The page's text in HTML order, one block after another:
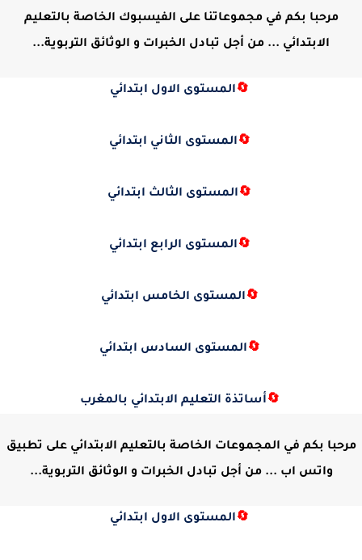
مرحبا بكم في مجموعاتنا على الفيسبوك الخاصة بالتعليم
الابتدائي ... من أجل تبادل الخبرات و الوثائق التربوية...
🔄المستوى الاول ابتدائي
🔄المستوى الثاني ابتدائي
🔄المستوى الثالث ابتدائي
🔄المستوى الرابع ابتدائي
🔄المستوى الخامس ابتدائي
🔄المستوى السادس ابتدائي
🔄أساتذة التعليم الابتدائي بالمغرب
مرحبا بكم في المجموعات الخاصة بالتعليم الابتدائي على تطبيق
واتس اب ... من أجل تبادل الخبرات و الوثائق التربوية...
🔄المستوى الاول ابتدائي